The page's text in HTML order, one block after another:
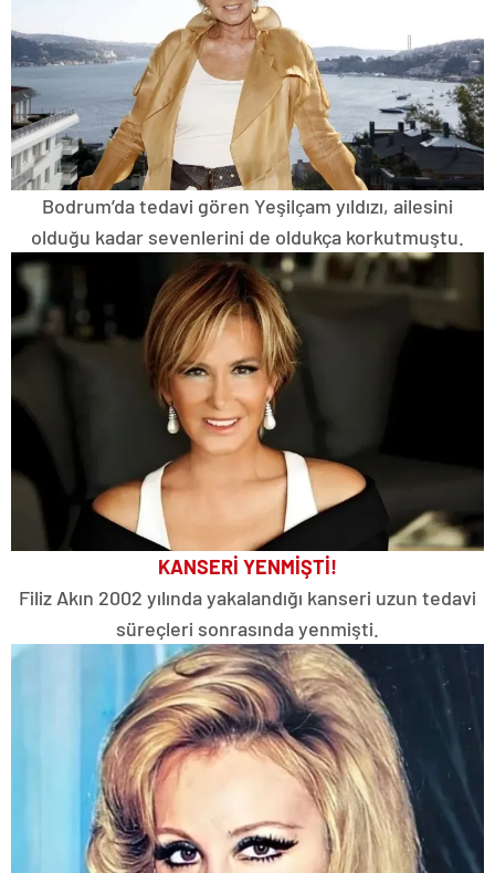
Bodrum’da tedavi gören Yeşilçam yıldızı, ailesini
olduğu kadar sevenlerini de oldukça korkutmuştu.
KANSERİ YENMİŞTİ!
Filiz Akın 2002 yılında yakalandığı kanseri uzun tedavi
süreçleri sonrasında yenmişti.